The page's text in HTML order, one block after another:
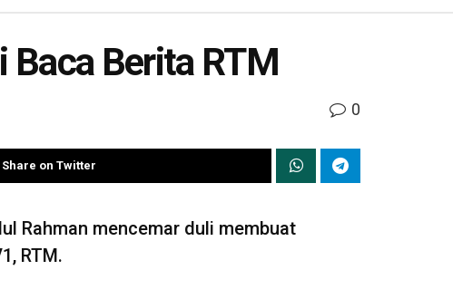
Baca Berita RTM
0
Share on Twitter
Rahman mencemar duli membuat
RTM.